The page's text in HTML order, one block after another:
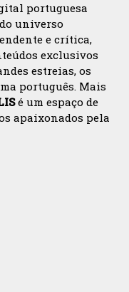
portuguesa
universo
e crítica,
exclusivos
estreias, os
português. Mais
é um espaço de
apaixonados pela